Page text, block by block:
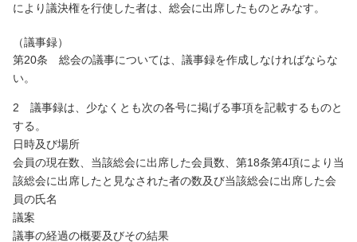
により議決権を行使した者は、総会に出席したものとみなす。
（議事録）
第20条 総会の議事については、議事録を作成しなければならな
い。
2 議事録は、少なくとも次の各号に掲げる事項を記載するものと
する。
日時及び場所
会員の現在数、当該総会に出席した会員数、第18条第4項により当
該総会に出席したと見なされた者の数及び当該総会に出席した会
員の氏名
議案
議事の経過の概要及びその結果